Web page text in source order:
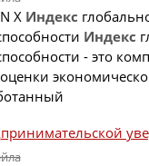
X Индекс
Индекс
- это